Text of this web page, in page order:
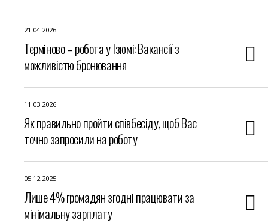
21.04.2026
Терміново – робота у Ізюмі: Вакансії з
можливістю бронювання
11.03.2026
Як правильно пройти співбесіду, щоб Вас
точно запросили на роботу
05.12.2025
Лише 4% громадян згодні працювати за
мінімальну зарплату